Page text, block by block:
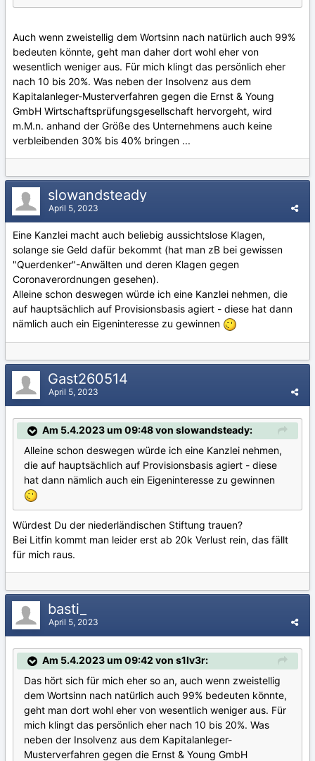
Auch wenn zweistellig dem Wortsinn nach natürlich auch 99%
bedeuten könnte, geht man daher dort wohl eher von
wesentlich weniger aus. Für mich klingt das persönlich eher
nach 10 bis 20%. Was neben der Insolvenz aus dem
Kapitalanleger-Musterverfahren gegen die Ernst & Young
GmbH Wirtschaftsprüfungsgesellschaft hervorgeht, wird
m.M.n. anhand der Größe des Unternehmens auch keine
verbleibenden 30% bis 40% bringen ...
slowandsteady
April 5, 2023
Eine Kanzlei macht auch beliebig aussichtslose Klagen,
solange sie Geld dafür bekommt (hat man zB bei gewissen
"Querdenker"-Anwälten und deren Klagen gegen
Coronaverordnungen gesehen).
Alleine schon deswegen würde ich eine Kanzlei nehmen, die
auf hauptsächlich auf Provisionsbasis agiert - diese hat dann
nämlich auch ein Eigeninteresse zu gewinnen
Gast260514
April 5, 2023
Am 5.4.2023 um 09:48 von slowandsteady:
Alleine schon deswegen würde ich eine Kanzlei nehmen,
die auf hauptsächlich auf Provisionsbasis agiert - diese
hat dann nämlich auch ein Eigeninteresse zu gewinnen
Würdest Du der niederländischen Stiftung trauen?
Bei Litfin kommt man leider erst ab 20k Verlust rein, das fällt
für mich raus.
basti_
April 5, 2023
Am 5.4.2023 um 09:42 von s1lv3r:
Das hört sich für mich eher so an, auch wenn zweistellig
dem Wortsinn nach natürlich auch 99% bedeuten könnte,
geht man dort wohl eher von wesentlich weniger aus. Für
mich klingt das persönlich eher nach 10 bis 20%. Was
neben der Insolvenz aus dem Kapitalanleger-
Musterverfahren gegen die Ernst & Young GmbH